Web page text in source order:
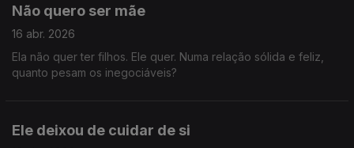
Não quero ser mãe
16 abr. 2026
Ela não quer ter filhos. Ele quer. Numa relação sólida e feliz,
quanto pesam os inegociáveis?
Ele deixou de cuidar de si